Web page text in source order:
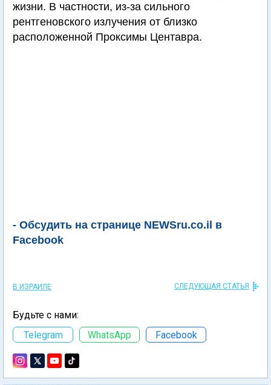
жизни. В частности, из-за сильного
рентгеновского излучения от близко
расположенной Проксимы Центавра.
- Обсудить на странице NEWSru.co.il в
Facebook
В ИЗРАИЛЕ СЛЕДУЮЩАЯ СТАТЬЯ
Будьте с нами:
Telegram
WhatsApp Facebook